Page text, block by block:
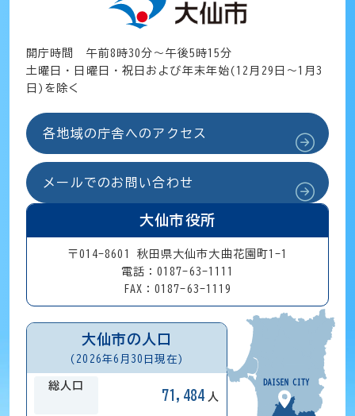
開庁時間 午前8時30分～午後5時15分
土曜日・日曜日・祝日および年末年始(12月29日～1月3
日)を除く
各地域の庁舎へのアクセス
メールでのお問い合わせ
大仙市役所
〒014-8601 秋田県大仙市大曲花園町1-1
電話：0187-63-1111
FAX：0187-63-1119
大仙市の人口
(2026年6月30日現在)
総人口
71,484 人